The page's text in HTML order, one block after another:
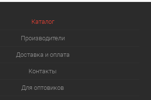
Каталог
Производители
Доставка и оплата
Контакты
Для оптовиков